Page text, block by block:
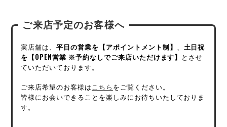
ご来店予定のお客様へ
実店舗は、平日の営業を【アポイントメント制】 、 土日祝
を【OPEN営業 ※予約なしでご来店いただけます】 とさせ
ていただいております。
ご来店希望のお客様はこちら をご覧ください。
皆様にお会いできることを楽しみにお待ちいたしておりま
す。